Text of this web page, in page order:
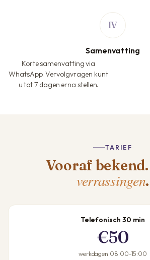
Samenvatting
Korte samenvatting via
WhatsApp. Vervolgvragen kunt
u tot 7 dagen erna stellen.
TARIEF
Vooraf bekend.
verrassingen.
Telefonisch 30 min
€50
werkdagen 08:00-15:00